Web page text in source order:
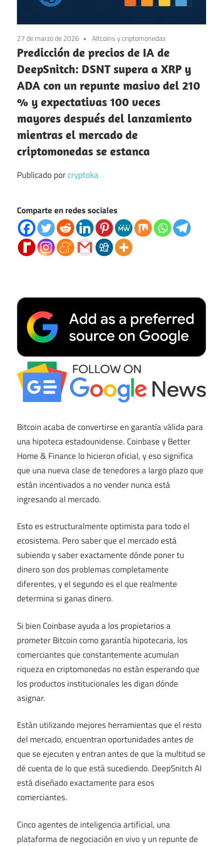
27 de marzo de 2026 Altcoins y criptomonedas
Predicción de precios de IA de
DeepSnitch: DSNT supera a XRP y
ADA con un repunte masivo del 210
% y expectativas 100 veces
mayores después del lanzamiento
mientras el mercado de
criptomonedas se estanca
Publicado porcryptoka
Comparte en redes sociales
Bitcoin acaba de convertirse en garantía válida para
una hipoteca estadounidense. Coinbase y Better
Home & Finance lo hicieron oficial, y eso significa
que una nueva clase de tenedores a largo plazo que
están incentivados a no vender nunca está
ingresando al mercado.
Esto es estructuralmente optimista para todo el
ecosistema. Pero saber que el mercado está
subiendo y saber exactamente dónde poner tu
dinero son dos problemas completamente
diferentes, y el segundo es el que realmente
determina si ganas dinero.
Si bien Coinbase ayuda a los propietarios a
prometer Bitcoin como garantía hipotecaria, los
comerciantes que constantemente acumulan
riqueza en criptomonedas no están esperando que
los productos institucionales les digan dónde
asignar.
Están utilizando mejores herramientas que el resto
del mercado, encuentran oportunidades antes de
que se ejecuten y entran antes de que la multitud se
dé cuenta de lo que está sucediendo. DeepSnitch AI
está diseñado exactamente para esos
comerciantes.
Cinco agentes de inteligencia artificial, una
plataforma de negociación en vivo y un repunte de